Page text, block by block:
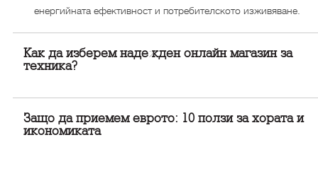
енергийната ефективност и потребителското изживяване.
Как да изберем надежден онлайн магазин за
техника?
Защо да приемем еврото: 10 ползи за хората и
икономиката